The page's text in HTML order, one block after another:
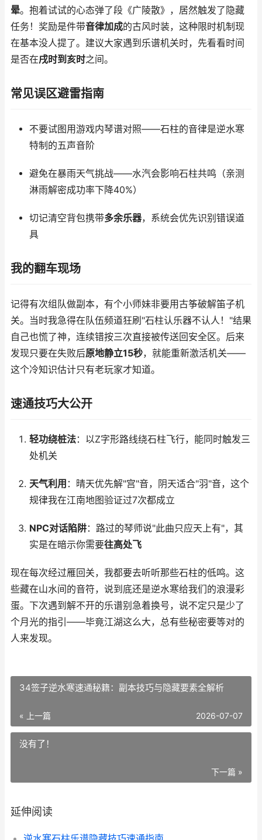
晕。抱着试试的心态弹了段《广陵散》，居然触发了隐藏
任务！奖励是件带音律加成的古风时装，这种限时机制现
在基本没人提了。建议大家遇到乐谱机关时，先看看时间
是否在戌时到亥时之间。
常见误区避雷指南
不要试图用游戏内琴谱对照——石柱的音律是逆水寒
特制的五声音阶
避免在暴雨天气挑战——水汽会影响石柱共鸣（亲测
淋雨解密成功率下降40%）
切记清空背包携带多余乐器，系统会优先识别错误道
具
我的翻车现场
记得有次组队做副本，有个小师妹非要用古筝破解笛子机
关。当时我急得在队伍频道狂刷"石柱认乐器不认人！"结果
自己也慌了神，连续错按三次直接被传送回安全区。后来
发现只要在失败后原地静立15秒，就能重新激活机关——
这个冷知识估计只有老玩家才知道。
速通技巧大公开
轻功绕桩法：以Z字形路线绕石柱飞行，能同时触发三
处机关
天气利用 ：晴天优先解"宫"音，阴天适合"羽"音，这个
规律我在江南地图验证过7次都成立
NPC对话陷阱：路过的琴师说"此曲只应天上有"，其
实是在暗示你需要往高处飞
现在每次经过雁回关，我都要去听听那些石柱的低鸣。这
些藏在山水间的音符，说到底还是逆水寒给我们的浪漫彩
蛋。下次遇到解不开的乐谱别急着换号，说不定只是少了
个月光的指引——毕竟江湖这么大，总有些秘密要等对的
人来发现。
34签子逆水寒速通秘籍：副本技巧与隐藏要素全解析
« 上一篇 2026-07-07
没有了！
下一篇 »
延伸阅读